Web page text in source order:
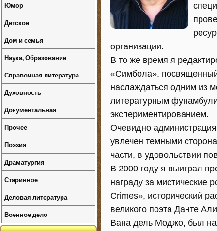
организации.
В то же время я
«Симбола»,
наслаждаться одним из
литературным
экспериментированием.
Очевидно
увлечен темными
части, в удовольствии
В 2000 году я выиграл
награду за мистические
Crimes», исторический
великого поэта Данте
Вана дель Моджо, был
Юмор
Детское
Дом и семья
Наука, Образование
Справочная литература
Духовность
Документальная
Прочее
Поэзия
Драматургия
Старинное
Деловая литература
Военное дело